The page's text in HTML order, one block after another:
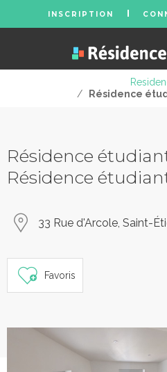
INSCRIPTION
/
Résidence
Résidence
Résidence
33 Rue d'Arcole, Saint-
Favoris